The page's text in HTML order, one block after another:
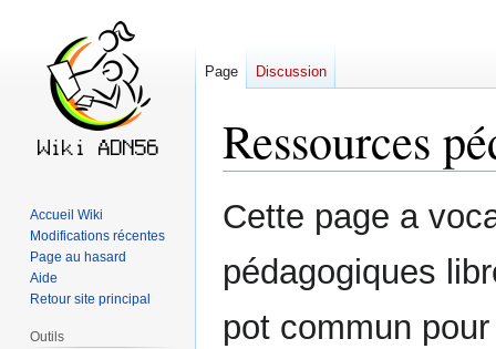
Ressources
Aller
à
navigation
Aller
à
recherche
Cette page a
pédagogiques
pot commun
Page Discussion
Accueil Wiki
Modifications récentes
Page au hasard
Aide
Retour site principal
Outils